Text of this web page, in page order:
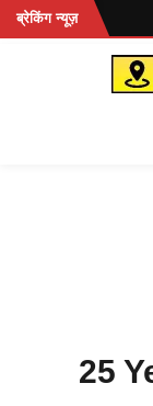
Skip
to
ब्रेकिंग न्यूज़
25